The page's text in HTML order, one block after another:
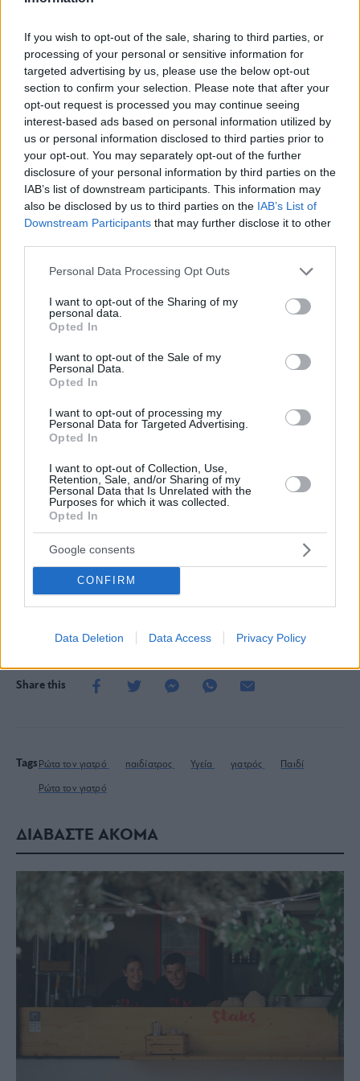
If you wish to opt-out of the sale, sharing to third parties, or
processing of your personal or sensitive information for
targeted advertising by us, please use the below opt-out
section to confirm your selection. Please note that after your
opt-out request is processed you may continue seeing
interest-based ads based on personal information utilized by
us or personal information disclosed to third parties prior to
your opt-out. You may separately opt-out of the further
disclosure of your personal information by third parties on the
IAB’s list of downstream participants. This information may
also be disclosed by us to third parties on the IAB’s List of
Downstream Participants that may further disclose it to other
Please note that this website/app uses one or more Google
not limited to your visit or usage behaviour. You may click to
grant or deny consent to Google and its third-party tags to
use your data for below specified purposes in below Google
consent section.
Personal Data Processing Opt Outs
I want to opt-out of the Sharing of my
personal data.
Opted In
I want to opt-out of the Sale of my
Personal Data.
Opted In
I want to opt-out of processing my
Personal Data for Targeted Advertising.
Opted In
I want to opt-out of Collection, Use,
Retention, Sale, and/or Sharing of my
Personal Data that Is Unrelated with the
Purposes for which it was collected.
Opted In
Google consents
CONFIRM
Data Deletion Data Access Privacy Policy
προκαλούν τα στελέχη και τη συχνότητα εμφάνισής
τους. Βάσει αυτών των δεδομένων το εμβόλιο
ενημερώνεται και προσαρμόζεται αναλόγως με σκοπό
η προστασία του να καλύψει τα στελέχη του ιού που
αναμένονται να επικρατήσουν την επόμενη σεζόν.
Υπάρχουν φυσικοί τρόποι να
προστατεύσουμε το παιδί από τη γρίπη;
Υπάρχουν φυσικοί τρόποι πρόληψης, που δεν
αφορούν συγκεκριμένα τη γρίπη, αλλά γενικότερα την
προστασία του παιδιού από τους ιούς. Το συχνό και
σωστόπλύσιμο των χεριών αερισμός των χώρων
ξεκούρασηαπό τις καθημερινές του δραστηριότητες,
μπορούν να ωφελήσουν το παιδί, όπως και έναν
ενήλικα. Κατά τη δύσκολη χειμερινή περίοδο, οι γονείς
μπορούν προαιρετικά να δώσουν κι ένα συμπλήρωμα
το οποίο καλό είναι πάντα να συμβουλεύονται τον
Παιδίατρό τους.
Μαίρη Χατζηχαραλάμπους, Παιδίατρος
Κύπρου 52, Γλυφάδα
Τηλ. 210 8982006
Share this
Tags Ρώτα τον γιατρό παιδίατρος Υγεία γιατρός Παιδί
Ρώτα τον γιατρό
ΔΙΑΒΑΣΤΕ ΑΚΟΜΑ